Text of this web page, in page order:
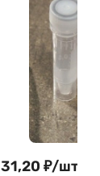
31,20 ₽/шт.